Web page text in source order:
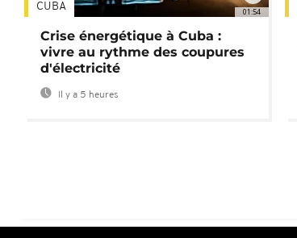
01:54
CUBA
Crise énergétique à Cuba :
vivre au rythme des coupures
d'électricité
Il y a 5 heures